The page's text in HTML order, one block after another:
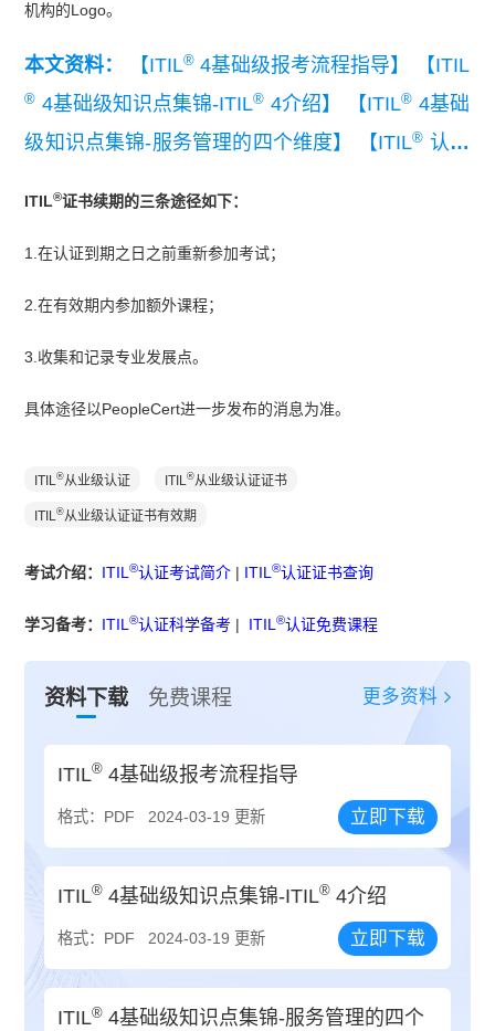
机构的Logo。
本文资料： 【ITIL® 4基础级报考流程指导】 【ITIL
® 4基础级知识点集锦-ITIL® 4介绍】 【ITIL® 4基础
级知识点集锦-服务管理的四个维度】
【ITIL® 认证
ITIL®证书续期的三条途径如下：
1.在认证到期之日之前重新参加考试；
2.在有效期内参加额外课程；
3.收集和记录专业发展点。
具体途径以PeopleCert进一步发布的消息为准。
ITIL®从业级认证 ITIL®从业级认证证书
ITIL®从业级认证证书有效期
考试介绍： ITIL®认证考试简介 | ITIL®认证证书查询
学习备考： ITIL®认证科学备考 | ITIL®认证免费课程
资料下载 免费课程 更多资料
ITIL® 4基础级报考流程指导
格式：PDF 2024-03-19 更新 立即下载
ITIL® 4基础级知识点集锦-ITIL® 4介绍
格式：PDF 2024-03-19 更新 立即下载
ITIL® 4基础级知识点集锦-服务管理的四个